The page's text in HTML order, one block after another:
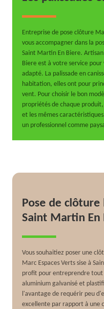
Entreprise de pose clôture
vous accompagner dans la
Saint Martin En Biere.
Biere est à votre service pour
adapté. La palissade en
habitation, elles ont pour
vent. Pour choisir le bon
propriétés de chaque
et les mêmes
un professionnel comme
Pose de
Saint Martin En
Vous souhaitiez poser une
Marc Espaces Verts sise à
profit pour entreprendre tout
aluminium galvanisé et
l'avantage de requérir peu
excellente par rapport à une